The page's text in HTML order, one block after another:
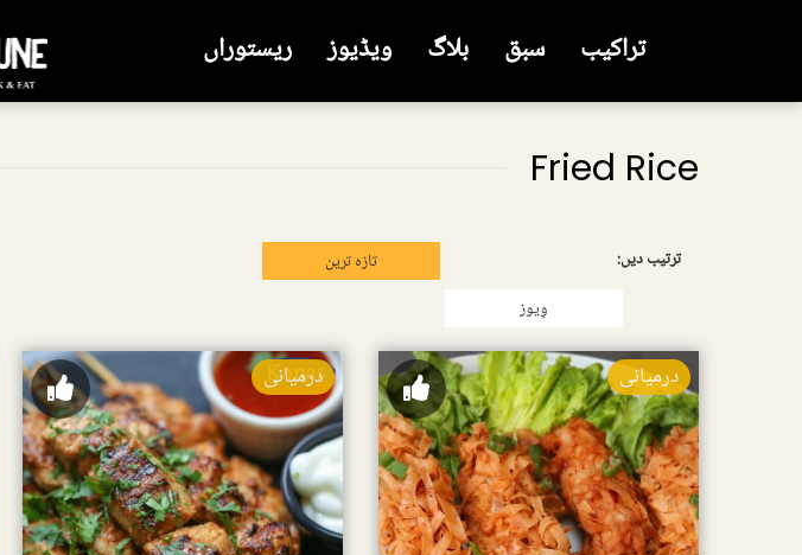
تراکیب سبق بلاگ ویڈیوز ریستوراں
Fried Rice
ترتیب دیں:
تازہ ترین
وِیوز
درمیانی درمیانی